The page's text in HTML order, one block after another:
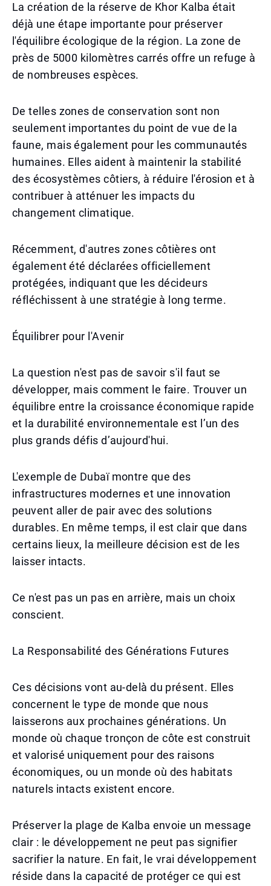
La création de la réserve de Khor Kalba était
déjà une étape importante pour préserver
l'équilibre écologique de la région. La zone de
près de 5000 kilomètres carrés offre un refuge à
de nombreuses espèces.
De telles zones de conservation sont non
seulement importantes du point de vue de la
faune, mais également pour les communautés
humaines. Elles aident à maintenir la stabilité
des écosystèmes côtiers, à réduire l'érosion et à
contribuer à atténuer les impacts du
changement climatique.
Récemment, d'autres zones côtières ont
également été déclarées officiellement
protégées, indiquant que les décideurs
réfléchissent à une stratégie à long terme.
Équilibrer pour l'Avenir
La question n'est pas de savoir s'il faut se
développer, mais comment le faire. Trouver un
équilibre entre la croissance économique rapide
et la durabilité environnementale est l’un des
plus grands défis d’aujourd'hui.
L'exemple de Dubaï montre que des
infrastructures modernes et une innovation
peuvent aller de pair avec des solutions
durables. En même temps, il est clair que dans
certains lieux, la meilleure décision est de les
laisser intacts.
Ce n'est pas un pas en arrière, mais un choix
conscient.
La Responsabilité des Générations Futures
Ces décisions vont au-delà du présent. Elles
concernent le type de monde que nous
laisserons aux prochaines générations. Un
monde où chaque tronçon de côte est construit
et valorisé uniquement pour des raisons
économiques, ou un monde où des habitats
naturels intacts existent encore.
Préserver la plage de Kalba envoie un message
clair : le développement ne peut pas signifier
sacrifier la nature. En fait, le vrai développement
réside dans la capacité de protéger ce qui est